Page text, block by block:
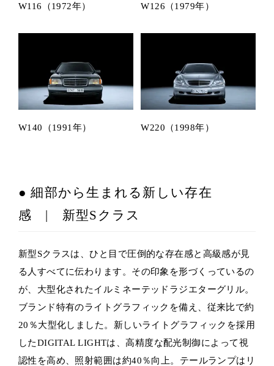
W116（1972年） W126（1979年）
W140（1991年） W220（1998年）
● 細部から生まれる新しい存在
感 | 新型Sクラス
新型Sクラスは、ひと目で圧倒的な存在感と高級感が見
る人すべてに伝わります。その印象を形づくっているの
が、大型化されたイルミネーテッドラジエターグリル。
ブランド特有のライトグラフィックを備え、従来比で約
20％大型化しました。新しいライトグラフィックを採用
したDIGITAL LIGHTは、高精度な配光制御によって視
認性を高め、照射範囲は約40％向上。テールランプはリ